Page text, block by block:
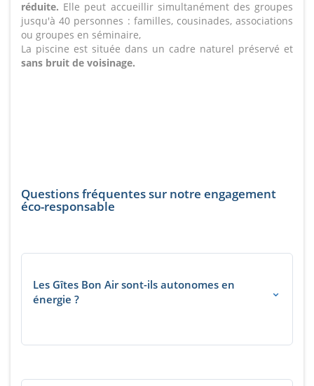
réduite. Elle peut accueillir simultanément des groupes
jusqu'à 40 personnes : familles, cousinades, associations
ou groupes en séminaire,
La piscine est située dans un cadre naturel préservé et
sans bruit de voisinage.
Questions fréquentes sur notre engagement
éco-responsable
Les Gîtes Bon Air sont-ils autonomes en
énergie ?
⌄